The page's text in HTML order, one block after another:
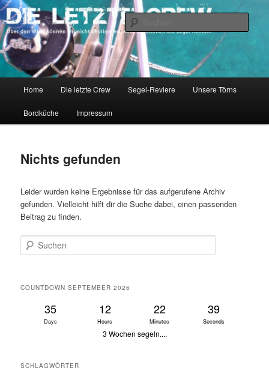
Zum
primären
Inhalt
springen
Zum
sekundären
Inhalt
springenDIE LETZTE CREW
Über den Wind können wir nicht bestimmen, aber wir können die Segel
richten.
Home Die letzte Crew Segel-Reviere Unsere Törns
Bordküche Impressum
Nichts gefunden
Leider wurden keine Ergebnisse für das aufgerufene Archiv
gefunden. Vielleicht hilft dir die Suche dabei, einen passenden
Beitrag zu finden.
Suchen
COUNTDOWN SEPTEMBER 2026
35
Days
12
Hours
22
Minutes
39
Seconds
3 Wochen segeln....
SCHLAGWÖRTER